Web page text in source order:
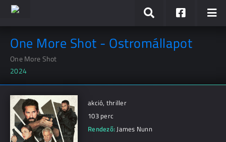
One More Shot - Ostromállapot
One More Shot
2024
akció, thriller
103 perc
Rendező:James Nunn